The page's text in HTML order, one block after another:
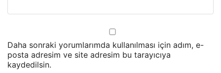
Daha sonraki yorumlarımda kullanılması için adım, e-
posta adresim ve site adresim bu tarayıcıya
kaydedilsin.